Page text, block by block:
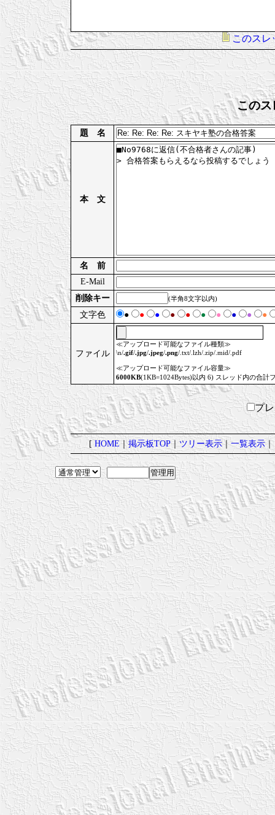
このスレ
このス
題 名
本 文
名 前
E-Mail
削除キー
(半角8文字以内)
文字色 ● ● ● ● ● ● ● ● ● ●
ファイル
≪アップロード可能なファイル種類≫
\n/.gif/.jpg/.jpeg/.png/.txt/.lzh/.zip/.mid/.pdf
≪アップロード可能なファイル容量≫
6000KB(1KB=1024Bytes)以内 6) スレッド内の合計
プ
[HOME｜掲示板TOP｜ツリー表示｜一覧表示｜